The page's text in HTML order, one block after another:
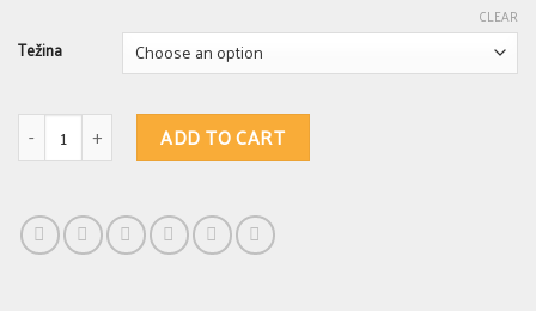
Težina
CLEAR
Kozji sapun 253 - NEGRO SAPUN 1. Za suvu do mešovitu kožu. Protiv
ADD TO CART